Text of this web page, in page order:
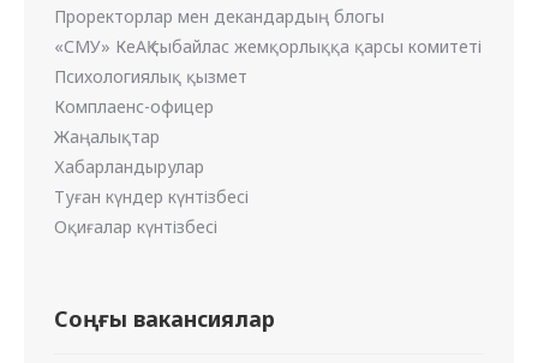
Проректорлар мен декандардың блогы
«СМУ» КеАҚ сыбайлас жемқорлыққа қарсы комитеті
Психологиялық қызмет
Комплаенс-офицер
Жаңалықтар
Хабарландырулар
Туған күндер күнтізбесі
Оқиғалар күнтізбесі
Соңғы вакансиялар